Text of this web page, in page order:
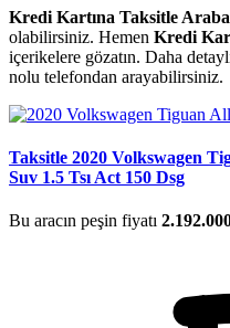
Kredi Kartına Taksitle Araba
olabilirsiniz. Hemen Kredi
içerikelere gözatın. Daha
nolu telefondan arayabilirsiniz.
Taksitle 2020 Volkswagen
Suv 1.5 Tsı Act 150 Dsg
Bu aracın peşin fiyatı